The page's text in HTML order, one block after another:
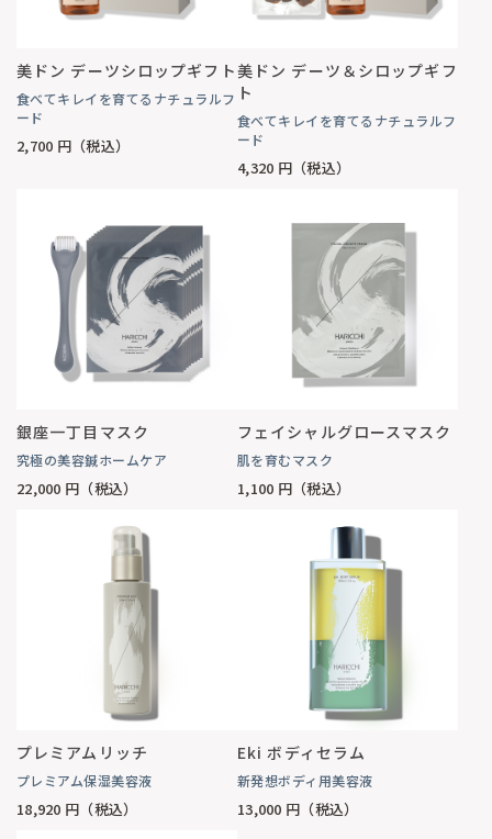
美ドン デーツシロップギフト
食べてキレイを育てるナチュラルフ
ード
2,700 円（税込）
美ドン デーツ＆シロップギフ
ト
食べてキレイを育てるナチュラルフ
ード
4,320 円（税込）
銀座一丁目マスク
究極の美容鍼ホームケア
22,000 円（税込）
フェイシャルグロースマスク
肌を育むマスク
1,100 円（税込）
プレミアムリッチ
プレミアム保湿美容液
18,920 円（税込）
Eki ボディセラム
新発想ボディ用美容液
13,000 円（税込）